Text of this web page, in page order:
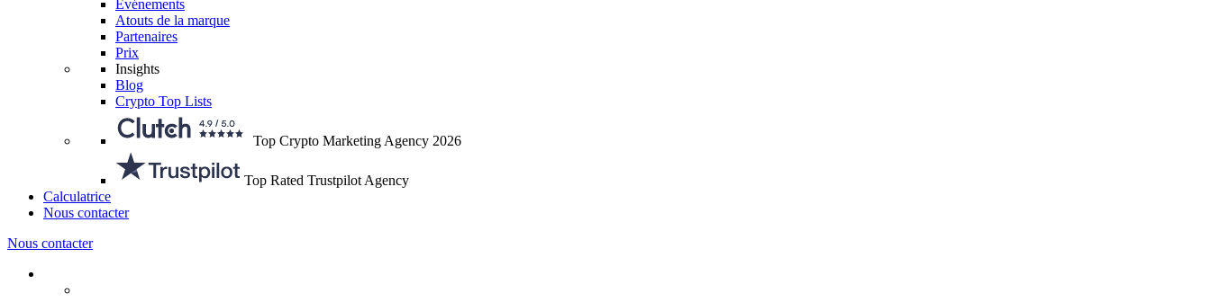
Evénements
Atouts de la marque
Partenaires
Prix
Insights
Blog
Crypto Top Lists
Top Crypto Marketing Agency 2026
Top Rated Trustpilot Agency
Calculatrice
Nous contacter
Nous contacter